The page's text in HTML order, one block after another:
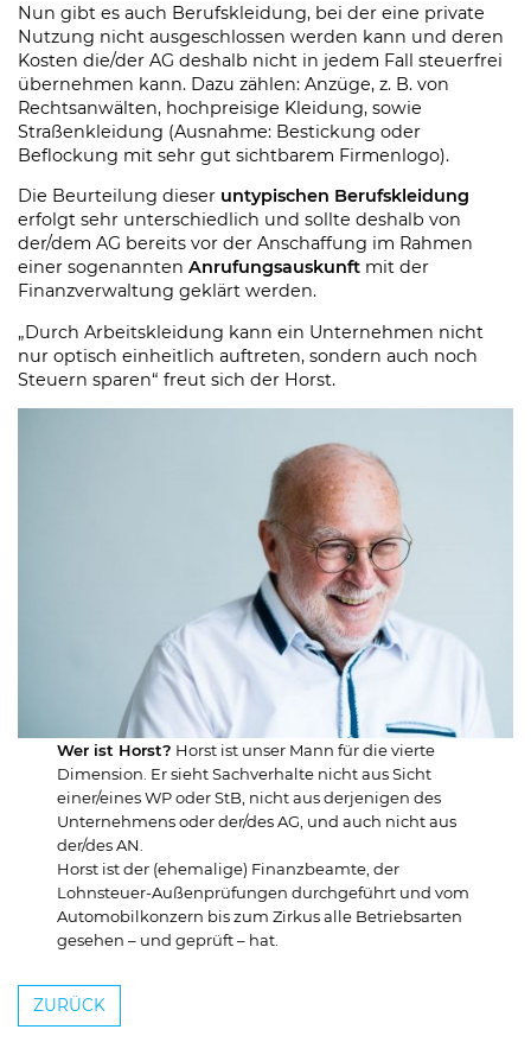
Nun gibt es auch Berufskleidung, bei der eine private
Nutzung nicht ausgeschlossen werden kann und deren
Kosten die/der AG deshalb nicht in jedem Fall steuerfrei
übernehmen kann. Dazu zählen: Anzüge, z. B. von
Rechtsanwälten, hochpreisige Kleidung, sowie
Straßenkleidung (Ausnahme: Bestickung oder
Beflockung mit sehr gut sichtbarem Firmenlogo).
Die Beurteilung dieser untypischen Berufskleidung
erfolgt sehr unterschiedlich und sollte deshalb von
der/dem AG bereits vor der Anschaffung im Rahmen
einer sogenannten Anrufungsauskunft mit der
Finanzverwaltung geklärt werden.
„Durch Arbeitskleidung kann ein Unternehmen nicht
nur optisch einheitlich auftreten, sondern auch noch
Steuern sparen“ freut sich der Horst.
Wer ist Horst? Horst ist unser Mann für die vierte
Dimension. Er sieht Sachverhalte nicht aus Sicht
einer/eines WP oder StB, nicht aus derjenigen des
Unternehmens oder der/des AG, und auch nicht aus
der/des AN.
Horst ist der (ehemalige) Finanzbeamte, der
Lohnsteuer-Außenprüfungen durchgeführt und vom
Automobilkonzern bis zum Zirkus alle Betriebsarten
gesehen – und geprüft – hat.
ZURÜCK